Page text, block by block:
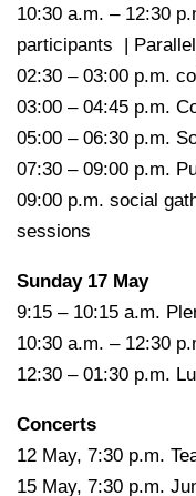
10:30 a.m. – 12:30
participants |
02:30 – 03:00 p.m.
03:00 – 04:45 p.m.
05:00 – 06:30 p.m.
07:30 – 09:00 p.m.
09:00 p.m. social
sessions
Sunday 17 May
9:15 – 10:15 a.m.
10:30 a.m. – 12:30
12:30 – 01:30 p.m.
Concerts
12 May, 7:30 p.m.
15 May, 7:30 p.m.